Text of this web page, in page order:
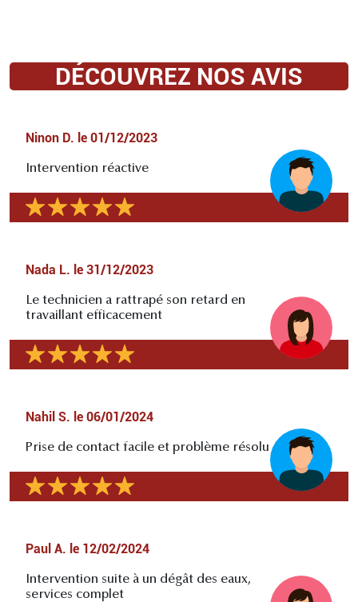
DÉCOUVREZ NOS AVIS
Ninon D. le 01/12/2023
Intervention réactive
Nada L. le 31/12/2023
Le technicien a rattrapé son retard en
travaillant efficacement
Nahil S. le 06/01/2024
Prise de contact facile et problème résolu
Paul A. le 12/02/2024
Intervention suite à un dégât des eaux,
services complet